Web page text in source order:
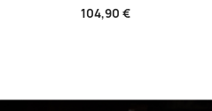
104,90 €